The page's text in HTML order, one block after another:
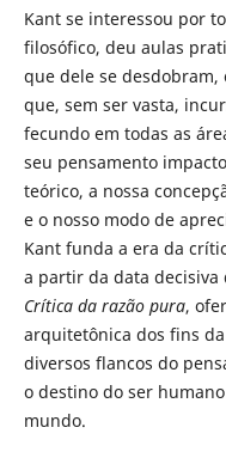
Kant se interessou por
filosófico, deu aulas
que dele se
que, sem ser vasta,
fecundo em todas as
seu pensamento
teórico, a nossa
e o nosso modo de
Kant funda a era da
a partir da data decisiva
Crítica da razão pura,
arquitetônica dos fins
diversos flancos do
o destino do ser
mundo.